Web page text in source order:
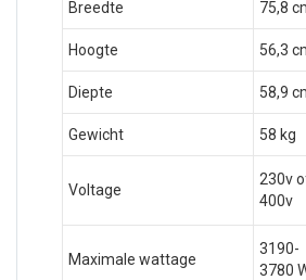
Breedte 75,8
Hoogte 56,3
Diepte 58,9
Gewicht 58 kg
Voltage
230v
400v
Maximale wattage
3190-
3780